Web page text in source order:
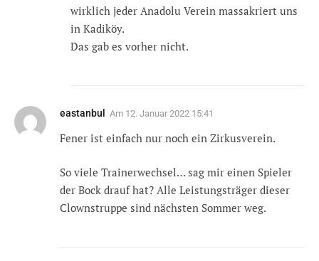
wirklich jeder Anadolu Verein massakriert uns
in Kadiköy.
Das gab es vorher nicht.
eastanbul Am 12. Januar 2022 15:41
Fener ist einfach nur noch ein Zirkusverein.
So viele Trainerwechsel… sag mir einen Spieler
der Bock drauf hat? Alle Leistungsträger dieser
Clownstruppe sind nächsten Sommer weg.